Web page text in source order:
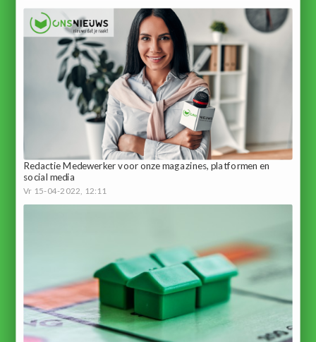
Redactie Medewerker voor onze magazines, platformen en
social media
Vr 15-04-2022, 12:11